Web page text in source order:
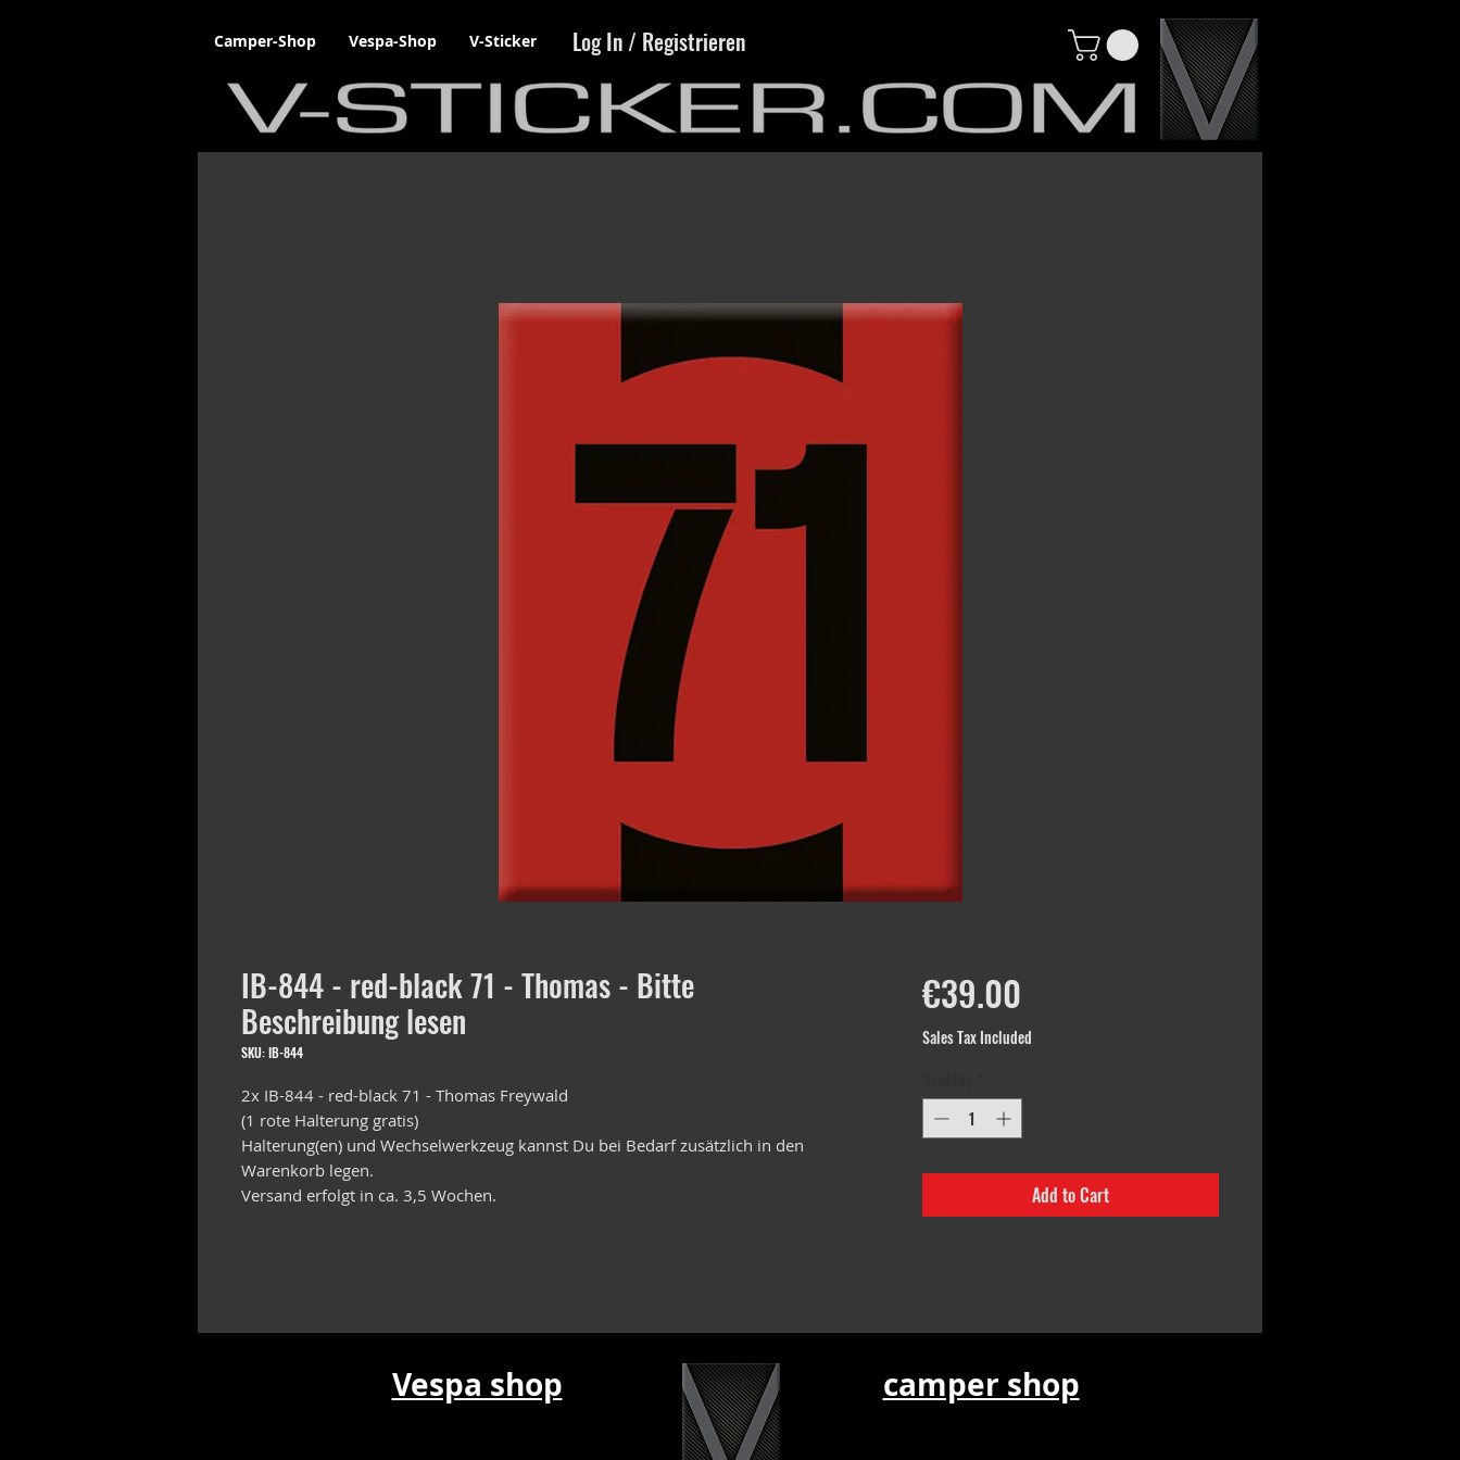
Camper-Shop Vespa-Shop V-Sticker Log In / Registrieren
IB-844 - red-black 71 - Thomas - Bitte
Beschreibung lesen
SKU: IB-844
2x IB-844 - red-black 71 - Thomas Freywald
(1 rote Halterung gratis)
Halterung(en) und Wechselwerkzeug kannst Du bei Bedarf zusätzlich in den
Warenkorb legen.
Versand erfolgt in ca. 3,5 Wochen.
€39.00Price
Sales Tax Included
Add to Cart
Vespa shop camper shop